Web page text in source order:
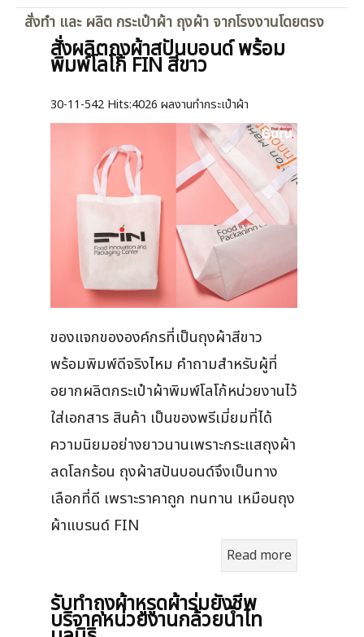
สั่งทำ และ ผลิต กระเป๋าผ้า ถุงผ้า จากโรงงานโดยตรง
สั่งผลิตถุงผ้าสปันบอนด์ พร้อม
พิมพ์โลโก้ FIN สีขาว
30-11-542 Hits:4026 ผลงานทำกระเป๋าผ้า
ของแจกขององค์กรที่เป็นถุงผ้าสีขาว
พร้อมพิมพ์ดีจริงไหม คำถามสำหรับผู้ที่
อยากผลิตกระเป๋าผ้าพิมพ์โลโก้หน่วยงานไว้
ใส่เอกสาร สินค้า เป็นของพรีเมี่ยมที่ได้
ความนิยมอย่างยาวนานเพราะกระแสถุงผ้า
ลดโลกร้อน ถุงผ้าสปันบอนด์จึงเป็นทาง
เลือกที่ดี เพราะราคาถูก ทนทาน เหมือนถุง
ผ้าแบรนด์ FIN
Read more
รับทำถุงผ้าหูรูดผ้าร่มยังชีพ
บริจาคหน่วยงานกล้วยน้ำไท